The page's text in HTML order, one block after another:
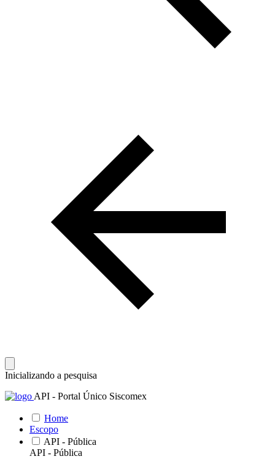
Inicializando a pesquisa
API - Portal Único Siscomex
Home
Escopo
API - Pública
API - Pública